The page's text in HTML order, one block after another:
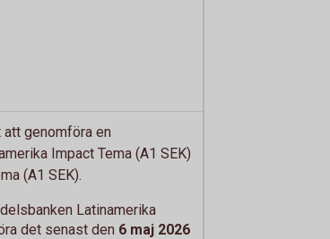
att genomföra en
Impact Tema (A1 SEK)
(A1 SEK).
Latinamerika
det senast den 6 maj 2026